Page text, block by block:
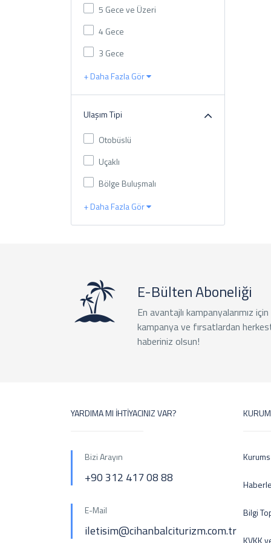
5 Gece ve Üzeri
4 Gece
3 Gece
+ Daha Fazla Gör
Ulaşım Tipi
Otobüslü
Uçaklı
Bölge Buluşmalı
+ Daha Fazla Gör
E-Bülten Aboneliği
En avantajlı kampanyalarımız
kampanya ve fırsatlardan
haberiniz olsun!
YARDIMA MI İHTİYACINIZ VAR?
Bizi Arayın
+90 312 417 08 88
E-Mail
iletisim@cihanbalciturizm.com.tr
Bilgi
KVKK